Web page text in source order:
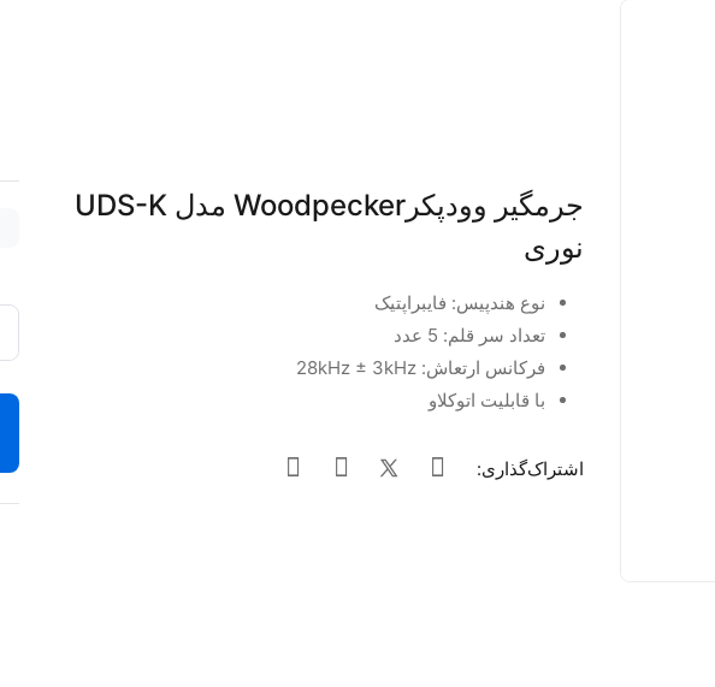
جرمگیر وودپکرWoodpecker مدل UDS-K
نوری
نوع هندپیس: فایبراپتیک
تعداد سر قلم: 5 عدد
فرکانس ارتعاش: 28kHz ± 3kHz
با قابلیت اتوکلاو
اشتراک‌گذاری: